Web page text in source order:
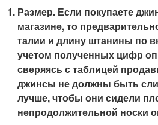
Размер. Если покупаете
магазине, то
талии и длину штанины по
учетом полученных цифр
сверяясь с таблицей
джинсы не должны быть
лучше, чтобы они сидели
непродолжительной носки